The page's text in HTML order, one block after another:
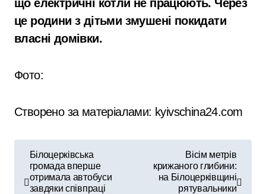
що електричні котли не працюють. Через
це родини з дітьми змушені покидати
власні домівки.
Фото:
Створено за матеріалами: kyivschina24.com
Білоцерківська
громада вперше
отримала автобуси
завдяки співпраці
Вісім метрів
крижаного глибини:
на Білоцерківщині
рятувальники